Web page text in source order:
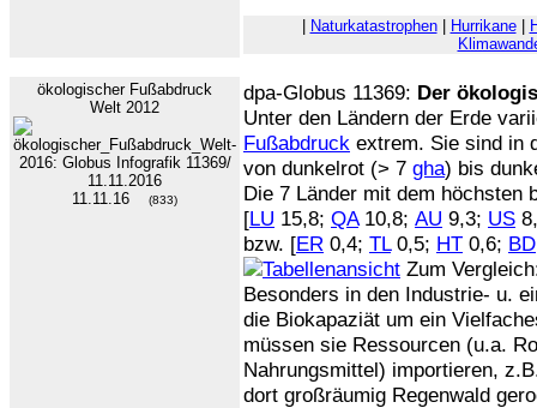
Naturkatastrophen| Hurrikane|
ökologischer Fußabdruck
Welt 2012
11.11.16 (833)
dpa-Globus 11369: Der
Unter den Ländern der Erde
Fußabdruck extrem. Sie sind in
von dunkelrot (> 7 gha) bis
Die 7 Länder mit dem höchsten
[LU 15,8; QA10,8; AU 9,3; US
bzw. [ER 0,4; TL0,5; HT 0,6; BD
Zum
Besonders in den Industrie- u.
die Biokapaziät um ein
müssen sie Ressourcen (u.a.
Nahrungsmittel) importieren,
dort großräumig Regenwald